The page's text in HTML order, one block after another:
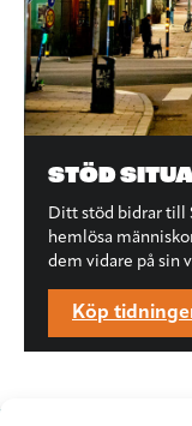
STÖD
Ditt stöd bidrar till
hemlösa
dem vidare på sin
Köp